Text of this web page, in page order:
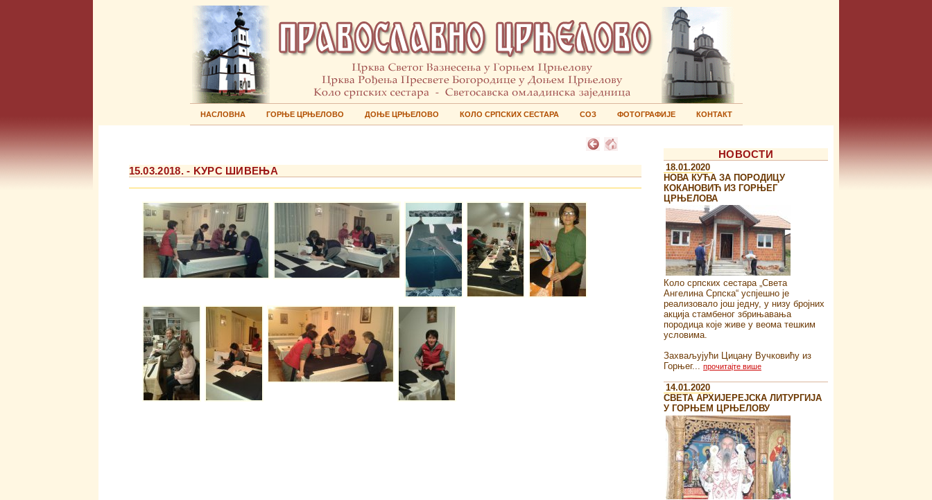
НАСЛОВНА ГОРЊЕ ЦРЊЕЛОВО ДОЊЕ ЦРЊЕЛОВО КОЛО СРПСКИХ СЕСТАРА СОЗ ФОТОГРАФИЈЕ КОНТАКТ
15.03.2018. - KУРС ШИВЕЊА
НОВОСТИ
18.01.2020
НОВА КУЋА ЗА ПОРОДИЦУ
КОКАНОВИЋ ИЗ ГОРЊЕГ
ЦРЊЕЛОВА
Коло српских сестара „Света
Ангелина Српска“ успјешно је
реализовало још једну, у низу бројних
акција стамбеног збрињавања
породица које живе у веома тешким
условима.
Захваљујући Цицану Вучковићу из
Горњег... прочитајте више
14.01.2020
СВЕТА АРХИЈЕРЕЈСКА ЛИТУРГИЈА
У ГОРЊЕМ ЦРЊЕЛОВУ